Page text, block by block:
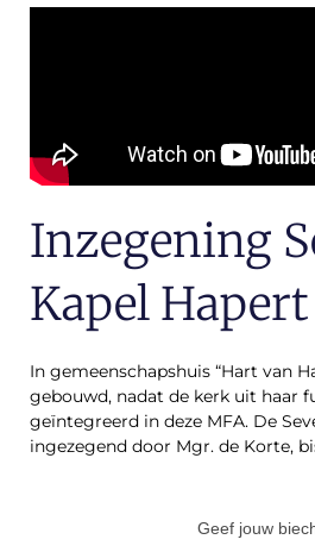
Inzegening
Kapel Hapert
In gemeenschapshuis “Hart van
gebouwd, nadat de kerk uit haar
geïntegreerd in deze MFA. De
ingezegend door Mgr. de Korte,
Geef jouw